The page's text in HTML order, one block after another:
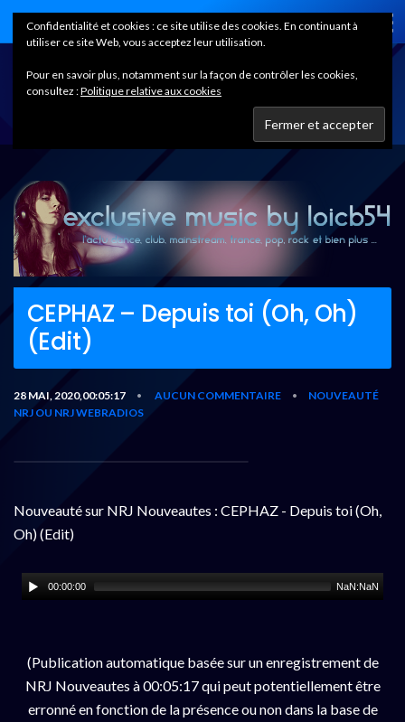
Home
CEPHAZ – Depuis toi (Oh, Oh)
(Edit)
28 MAI, 2020,00:05:17 • AUCUN COMMENTAIRE •
NOUVEAUTÉ
NRJ OU NRJ WEBRADIOS
Nouveauté sur NRJ Nouveautes : CEPHAZ - Depuis toi (Oh,
Oh) (Edit)
00:00:00 NaN:NaN
(Publication automatique basée sur un enregistrement de
NRJ Nouveautes à 00:05:17 qui peut potentiellement être
erronné en fonction de la présence ou non dans la base de
Confidentialité et cookies : ce site utilise des cookies. En continuant à
utiliser ce site Web, vous acceptez leur utilisation.
Pour en savoir plus, notamment sur la façon de contrôler les cookies,
consultez :Politique relative aux cookies